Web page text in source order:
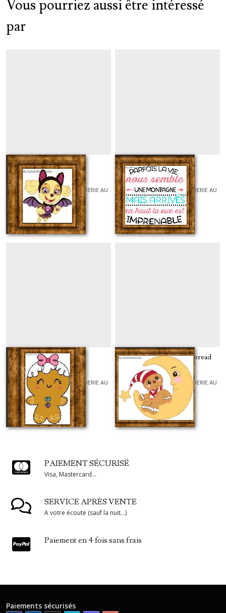
Vous pourriez aussi être intéressé
par
Stella halloween
GRILLES ET KITS POUR BRODERIE AU
POINT DE CROIX
À partir de 8€
Vue imprenable
GRILLES ET KITS POUR BRODERIE AU
POINT DE CROIX
À partir de 5 €
Miss gingerbread
GRILLES ET KITS POUR BRODERIE AU
POINT DE CROIX
À partir de 7€
Bonne nuit petit gingerbread
GRILLES ET KITS POUR BRODERIE AU
POINT DE CROIX
À partir de 9€
PAIEMENT SÉCURISÉ
Visa, Mastercard...
SERVICE APRÈS VENTE
A votre écoute (sauf la nuit...)
Paiement en 4 fois sans frais
Paiements sécurisés